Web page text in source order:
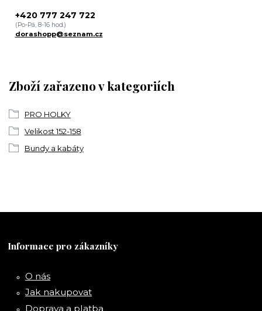
Zboží zařazeno v kategoriích
PRO HOLKY
Velikost 152-158
Bundy a kabáty
+420 777 247 722
(Po-Pá, 8-16 hod.)
dorashopp@seznam.cz
Informace pro zákazníky
O nás
Jak nakupovat
Doprava a platba